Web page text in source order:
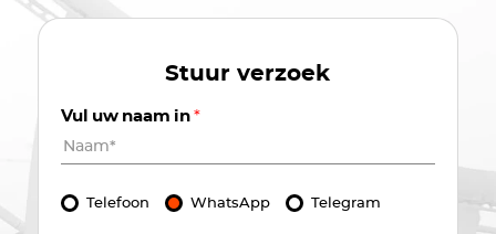
Stuur verzoek
Vul uw naam in*
Telefoon WhatsApp Telegram